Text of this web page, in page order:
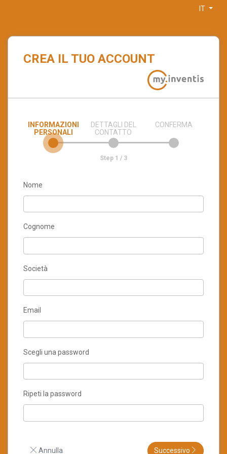
IT
CREA IL TUO ACCOUNT
INFORMAZIONI
PERSONALI
DETTAGLI DEL
CONTATTO
CONFERMA
Step 1 / 3
Nome
Cognome
Società
Email
Scegli una password
Ripeti la password
Annulla Successivo